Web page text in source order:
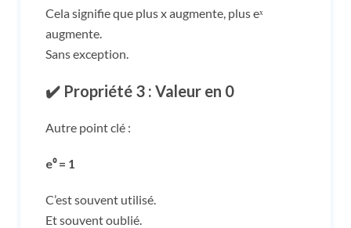
Cela signifie que plus x augmente, plus eˣ
augmente.
Sans exception.
✔️ Propriété 3 : Valeur en 0
Autre point clé :
e⁰ = 1
C’est souvent utilisé.
Et souvent oublié.